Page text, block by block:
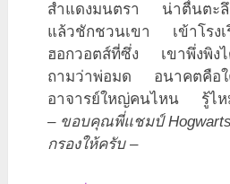
สำแดงมนตรา น่าตื่นตะลึ
แล้วชักชวนเขา เข้าโรงเ
ฮอกวอตส์ที่ซึ่ง เขาพึ่งพิง
ถามว่าพ่อมด อนาคตคือใ
อาจารย์ใหญ่คนไหน รู้ไห
– ขอบคุณพี่แชมป์
กรองให้ครับ –